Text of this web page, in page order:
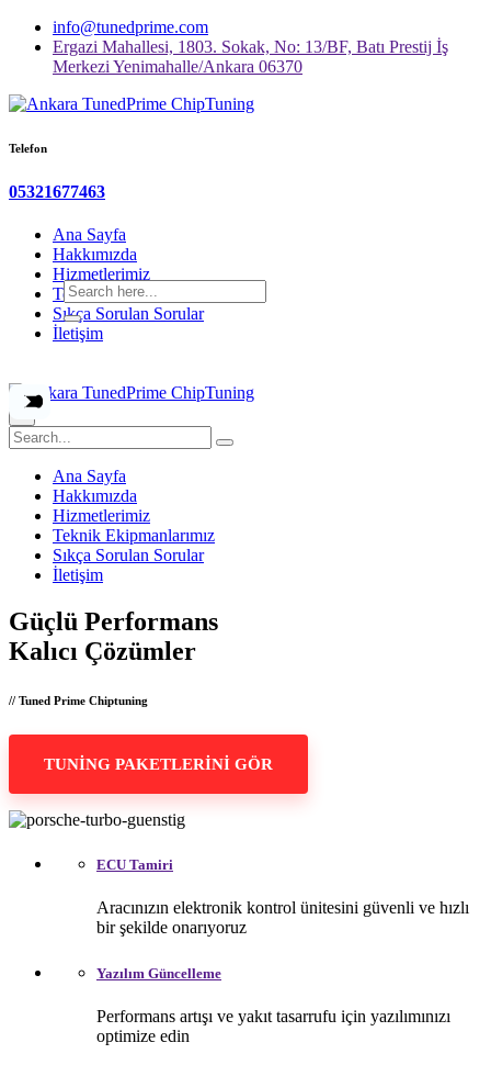
info@tunedprime.com
Ergazi Mahallesi, 1803. Sokak, No: 13/BF, Batı Prestij İş
Merkezi Yenimahalle/Ankara 06370
Telefon
05321677463
Ana Sayfa
Hakkımızda
Hizmetlerimiz
Teknik Ekipmanlarımız
Sıkça Sorulan Sorular
İletişim
Ana Sayfa
Hakkımızda
Hizmetlerimiz
Teknik Ekipmanlarımız
Sıkça Sorulan Sorular
İletişim
Güçlü Performans
Kalıcı Çözümler
// Tuned Prime Chiptuning
TUNİNG PAKETLERİNİ GÖR
ECU Tamiri
Aracınızın elektronik kontrol ünitesini güvenli ve hızlı
bir şekilde onarıyoruz
Yazılım Güncelleme
Performans artışı ve yakıt tasarrufu için yazılımınızı
optimize edin